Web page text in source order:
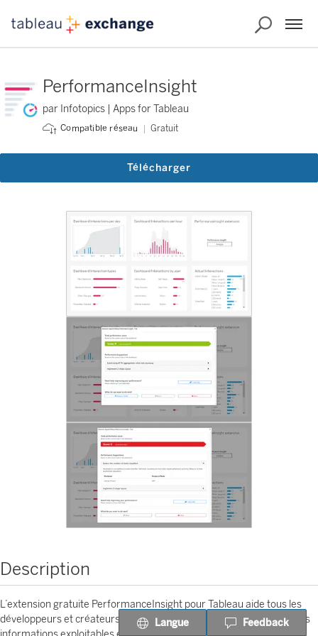
PerformanceInsight
par Infotopics | Apps for Tableau
Compatible réseau Gratuit
Télécharger
Description
L’extension gratuite PerformanceInsight pour Tableau aide tous les
développeurs et créateurs de tableaux de bord Tableau à obtenir des
Langue Feedback